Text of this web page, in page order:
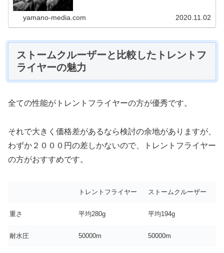
ん。
yamano-media.com 2020.11.02
ストームクルーザーと比較したトレントフ
ライヤーの魅力
全ての性能がトレントフライヤーの方が優秀です。
それで大きく価格差があるなら検討の余地がありますが、
わずか２０００円の差しかないので、トレントフライヤー
の方がおすすめです。
トレントフライヤー ストームクルーザー
重さ 平均280g 平均194g
耐水圧 50000m 50000m